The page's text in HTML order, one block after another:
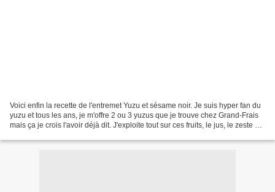
Voici enfin la recette de l'entremet Yuzu et sésame noir. Je suis hyper fan du
yuzu et tous les ans, je m'offre 2 ou 3 yuzus que je trouve chez Grand-Frais
mais ça je crois l'avoir déjà dit. J'exploite tout sur ces fruits, le jus, le zeste et